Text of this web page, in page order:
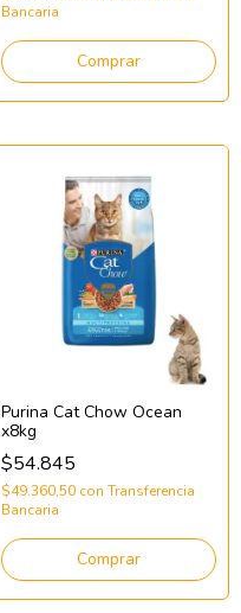
Bancaria
Comprar
Purina Cat Chow Ocean
x8kg
$54.845
$49.360,50 con Transferencia
Bancaria
Comprar